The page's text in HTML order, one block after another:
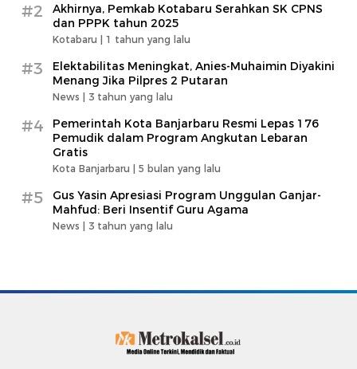
#2
Akhirnya, Pemkab Kotabaru Serahkan SK CPNS
dan PPPK tahun 2025
Kotabaru | 1 tahun yang lalu
#3
Elektabilitas Meningkat, Anies-Muhaimin Diyakini
Menang Jika Pilpres 2 Putaran
News | 3 tahun yang lalu
#4
Pemerintah Kota Banjarbaru Resmi Lepas 176
Pemudik dalam Program Angkutan Lebaran
Gratis
Kota Banjarbaru | 5 bulan yang lalu
#5
Gus Yasin Apresiasi Program Unggulan Ganjar-
Mahfud: Beri Insentif Guru Agama
News | 3 tahun yang lalu